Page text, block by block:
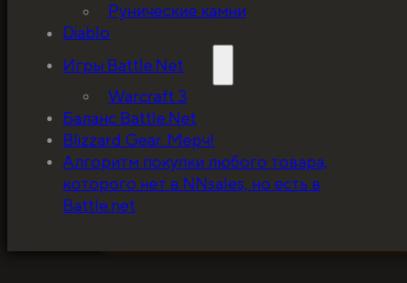
Рунические камни
Diablo
Игры Battle.Net
Warcraft 3
Баланс Battle.Net
Blizzard Gear. Мерч!
Алгоритм покупки любого товара,
которого нет в NNsales, но есть в
Battle.net
5%, на весь ассортимент. Я хочу, чтобы
покупатель мог оценивать меня по
за ценники!